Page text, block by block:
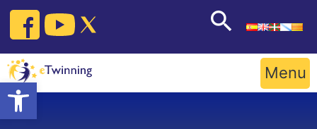
Open toolbar
Skip
content
Menu